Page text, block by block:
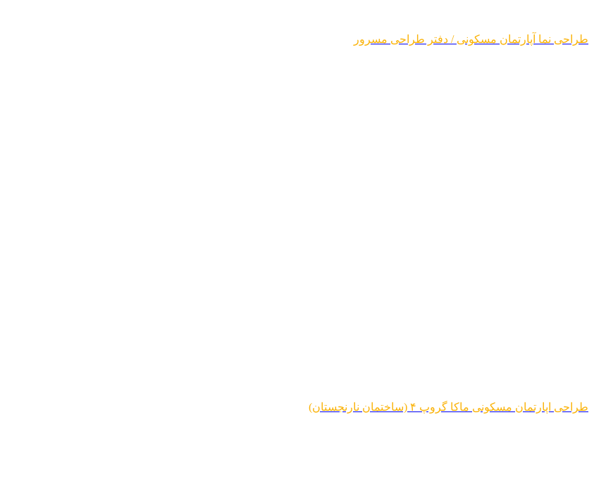
طراحی نما آپارتمان مسکونی / دفتر طراحی مسرور
طراحی اپارتمان مسکونی ماکا گروپ ۴ (ساختمان نارنجستان)